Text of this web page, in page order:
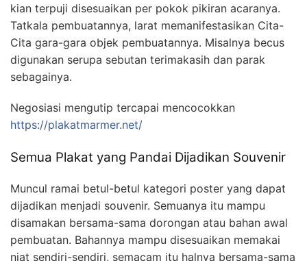
kian terpuji disesuaikan per pokok pikiran acaranya.
Tatkala pembuatannya, larat memanifestasikan Cita-
Cita gara-gara objek pembuatannya. Misalnya becus
digunakan serupa sebutan terimakasih dan parak
sebagainya.
Negosiasi mengutip tercapai mencocokkan
https://plakatmarmer.net/
Semua Plakat yang Pandai Dijadikan Souvenir
Muncul ramai betul-betul kategori poster yang dapat
dijadikan menjadi souvenir. Semuanya itu mampu
disamakan bersama-sama dorongan atau bahan awal
pembuatan. Bahannya mampu disesuaikan memakai
niat sendiri-sendiri, semacam itu halnya bersama-sama